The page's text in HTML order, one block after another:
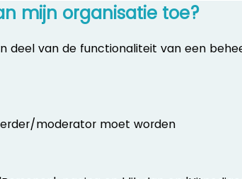
mijn organisatie toe?
van de functionaliteit van een
moderator moet worden